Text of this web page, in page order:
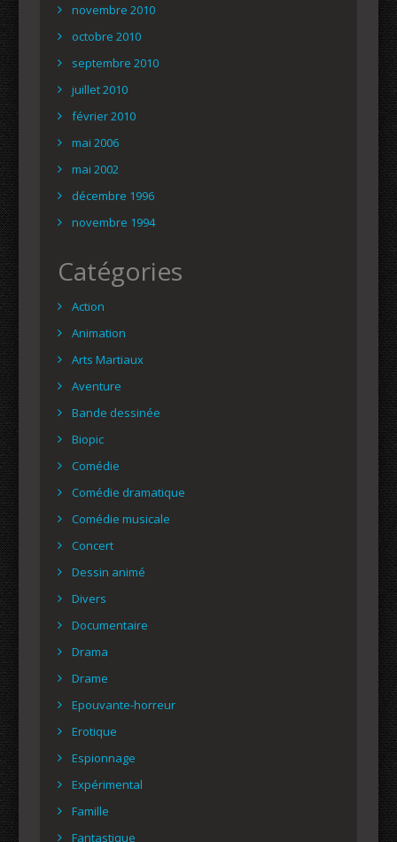
novembre 2010
octobre 2010
septembre 2010
juillet 2010
février 2010
mai 2006
mai 2002
décembre 1996
novembre 1994
Catégories
Action
Animation
Arts Martiaux
Aventure
Bande dessinée
Biopic
Comédie
Comédie dramatique
Comédie musicale
Concert
Dessin animé
Divers
Documentaire
Drama
Drame
Epouvante-horreur
Erotique
Espionnage
Expérimental
Famille
Fantastique